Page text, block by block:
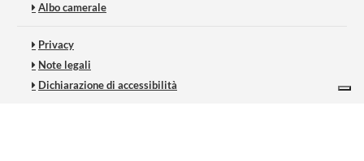
Albo camerale
Privacy
Note legali
Dichiarazione di accessibilità